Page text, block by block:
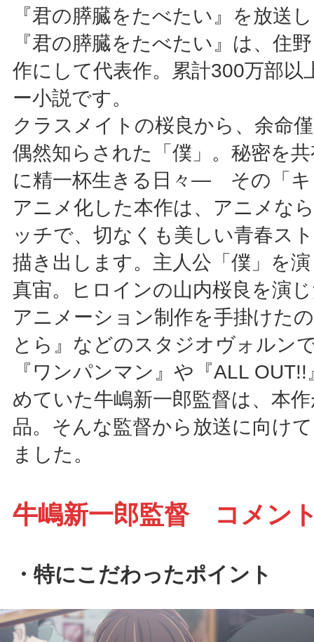
『君の膵臓をたべたい』を放送
『君の膵臓をたべたい』は、住
作にして代表作。累計300万部以
ー小説です。
クラスメイトの桜良から、余命
偶然知らされた「僕」。秘密を
に精一杯生きる日々― その「キ
アニメ化した本作は、アニメな
ッチで、切なくも美しい青春ス
描き出します。主人公「僕」を
真宙。ヒロインの山内桜良を演
アニメーション制作を手掛けた
とら』などのスタジオヴォルン
『ワンパンマン』や『ALL
めていた牛嶋新一郎監督は、本
品。そんな監督から放送に向け
ました。
牛嶋新一郎監督 コメン
・特にこだわったポイント